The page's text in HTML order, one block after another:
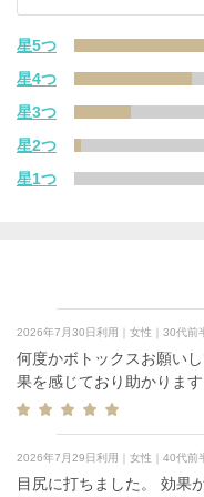
星5つ
星4つ
星3つ
星2つ
星1つ
2026年7月30日利用｜女性｜30代前
何度かボトックスお願い
果を感じており助かりま
すが我慢できない程ではな
2026年7月29日利用｜女性｜40代前
目尻に打ちました。 効果